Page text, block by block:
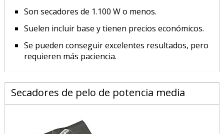
Son secadores de 1.100 W o menos.
Suelen incluir base y tienen precios económicos.
Se pueden conseguir excelentes resultados, pero
requieren más paciencia.
Secadores de pelo de potencia media